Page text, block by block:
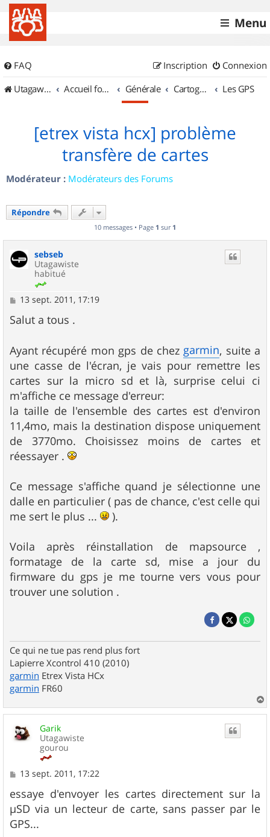
Menu
FAQ Connexion
Inscription
UtagawaVTT (Randos VTT et VTTAE avec traces GPS)
Accueil forum Générale Cartographie et GPS Les GPS
[etrex vista hcx] problème
transfère de cartes
Modérateur : Modérateurs des Forums
Répondre
10 messages • Page 1 sur 1
sebseb
Utagawiste
habitué
M
s
s
g
e
13 sept. 2011, 17:19
Salut a tous .
Ayant récupéré mon gps de chezgarmin, suite a
une casse de l'écran, je vais pour remettre les
cartes sur la micro sd et là, surprise celui ci
m'affiche ce message d'erreur:
la taille de l'ensemble des cartes est d'environ
11,4mo, mais la destination dispose uniquement
de 3770mo. Choisissez moins de cartes et
réessayer .
Ce message s'affiche quand je sélectionne une
dalle en particulier ( pas de chance, c'est celle qui
me sert le plus ...
).
Voila après réinstallation de mapsource ,
formatage de la carte sd, mise a jour du
firmware du gps je me tourne vers vous pour
trouver une solution .
Ce qui ne tue pas rend plus fort
Lapierre Xcontrol 410 (2010)
garmin Etrex Vista HCx
garmin FR60
a
u
Garik
Utagawiste
gourou
M
s
s
a
g
e
13 sept. 2011, 17:22
essaye d'envoyer les cartes directement sur la
µSD via un lecteur de carte, sans passer par le
GPS...